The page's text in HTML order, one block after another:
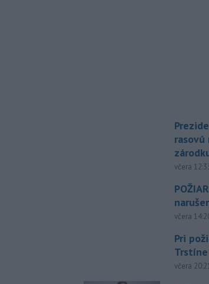
včera
včera
Pri
včera